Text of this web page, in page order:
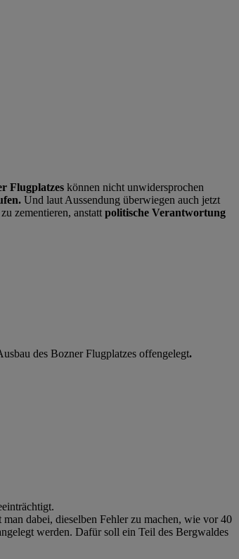
Flugplatzes können nicht unwidersprochen
Und laut Aussendung überwiegen auch jetzt
zementieren, anstattpolitische Verantwortung
des Bozner Flugplatzes offengelegt.
dabei, dieselben Fehler zu machen, wie vor 40
werden. Dafür soll ein Teil des Bergwaldes